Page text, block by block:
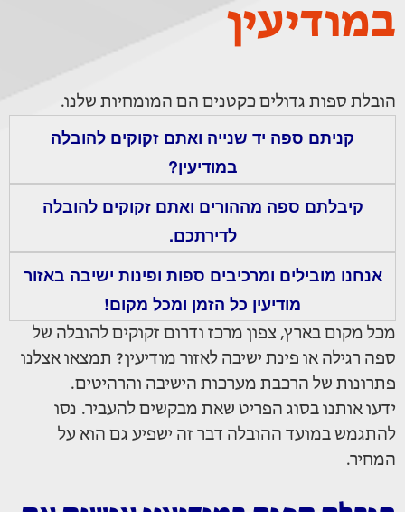
במודיעין
הובלת ספות גדולים כקטנים הם המומחיות שלנו.
קניתם ספה יד שנייה ואתם זקוקים להובלה
במודיעין?
קיבלתם ספה מההורים ואתם זקוקים להובלה
לדירתכם.
אנחנו מובילים ומרכיבים ספות ופינות ישיבה באזור
מודיעין כל הזמן ומכל מקום!
מכל מקום בארץ, צפון מרכז ודרום זקוקים להובלה של
ספה רגילה או פינת ישיבה לאזור מודיעין? תמצאו אצלנו
פתרונות של הרכבת מערכות הישיבה והרהיטים.
ידעו אותנו בסוג הפריט שאת מבקשים להעביר. נסו
להתגמש במועד ההובלה דבר זה ישפיע גם הוא על
המחיר.